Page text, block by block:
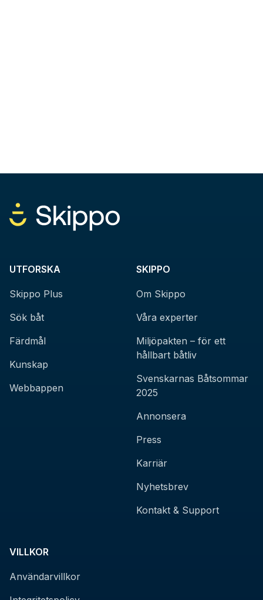
UTFORSKA
Skippo Plus
Sök båt
Färdmål
Kunskap
Webbappen
SKIPPO
Om Skippo
Våra experter
Miljöpakten – för ett
hållbart båtliv
Svenskarnas Båtsommar
2025
Annonsera
Press
Karriär
Nyhetsbrev
Kontakt & Support
VILLKOR
Användarvillkor